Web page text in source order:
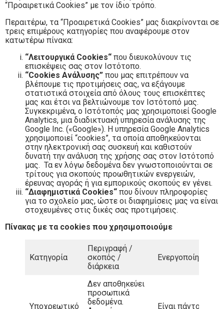
“Προαιρετικά Cookies” με τον ίδιο τρόπο.
Περαιτέρω, τα “Προαιρετικά Cookies” μας διακρίνονται σε
τρεις επιμέρους κατηγορίες που αναφέρουμε στον
κατωτέρω πίνακα:
“Λειτουργικά Cookies“ που διευκολύνουν τις
επισκέψεις σας στον Ιστότοπο.
“Cookies Ανάλυσης” που μας επιτρέπουν να
βλέπουμε τις προτιμήσεις σας, να εξάγουμε
στατιστικά στοιχεία από όλους τους επισκέπτες
μας και έτσι να βελτιώνουμε τον Ιστότοπό μας.
Συγκεκριμένα, ο Ιστότοπός μας χρησιμοποιεί Google
Analytics, μια διαδικτυακή υπηρεσία ανάλυσης της
Google Inc. («Google»). Η υπηρεσία Google Analytics
χρησιμοποιεί “cookies”, τα οποία αποθηκεύονται
στην ηλεκτρονική σας συσκευή και καθιστούν
δυνατή την ανάλυση της χρήσης σας στον Ιστότοπό
μας. Τα εν λόγω δεδομένα δεν γνωστοποιούνται σε
τρίτους για σκοπούς προωθητικών ενεργειών,
έρευνας αγοράς ή για εμπορικούς σκοπούς εν γένει.
“Διαφημιστικά Cookies“ που δίνουν πληροφορίες
για το σχολείο μας, ώστε οι διαφημίσεις μας να είναι
στοχευμένες στις δικές σας προτιμήσεις.
Πίνακας με τα cookies που χρησιμοποιούμε
Κατηγορία
Περιγραφή /
σκοπός /
διάρκεια
Ενεργοποίηση /
Υποχρεωτικό
Δεν αποθηκεύει
προσωπικά
δεδομένα.
Είναι πάντοτε